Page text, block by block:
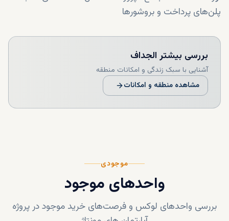
پلن‌های پرداخت و بروشورها
گزارش‌های دقیق از مراحل ساخت و زمان‌بندی تحویل
پروژه‌ها
بررسی بیشتر الجداف
آشنایی با سبک زندگی و امکانات منطقه
مشاهده منطقه و امکانات
موجودی
واحدهای موجود
بررسی واحدهای لوکس و فرصت‌های خرید موجود در پروژه